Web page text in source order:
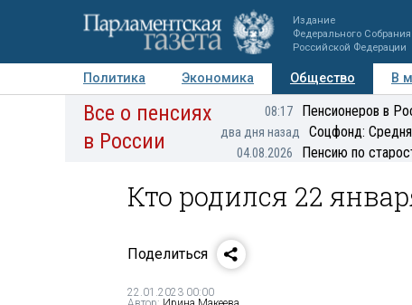
Издание
Федерального Собрания
Российской Федерации
Политика Экономика Общество В
Авторы Персоны Мнения Регионы
Все о пенсиях
в России
08:17 Пенсионеров в
два дня назад Соцфонд:
04.08.2026 Пенсию по
Кто родился 22
Поделиться
22.01.2023 00:00